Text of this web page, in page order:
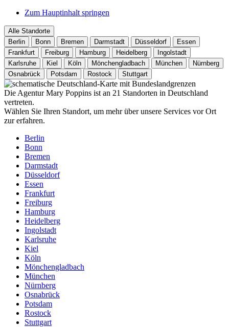
Zum Hauptinhalt springen
Alle Standorte
Berlin
Bonn Bremen Darmstadt Düsseldorf
Essen
Frankfurt
Freiburg Hamburg Heidelberg
Ingolstadt
Karlsruhe
Kiel Köln Mönchengladbach München
Nürnberg
Osnabrück
Potsdam Rostock Stuttgart
Die Agentur Mary Poppins ist an 21 Standorten in Deutschland
vertreten.
Wählen Sie Ihren Standort, um mehr über unsere Services vor Ort
zur erfahren.
Berlin
Bonn
Bremen
Darmstadt
Düsseldorf
Essen
Frankfurt
Freiburg
Hamburg
Heidelberg
Ingolstadt
Karlsruhe
Kiel
Köln
Mönchengladbach
München
Nürnberg
Osnabrück
Potsdam
Rostock
Stuttgart